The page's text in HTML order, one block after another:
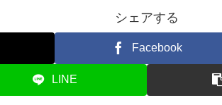
シェアする
Facebook
LINE